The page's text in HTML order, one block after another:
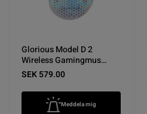
Glorious Model D 2
Wireless Gamingmus
Matte White Nyskick
SEK 579.00
Meddela mig